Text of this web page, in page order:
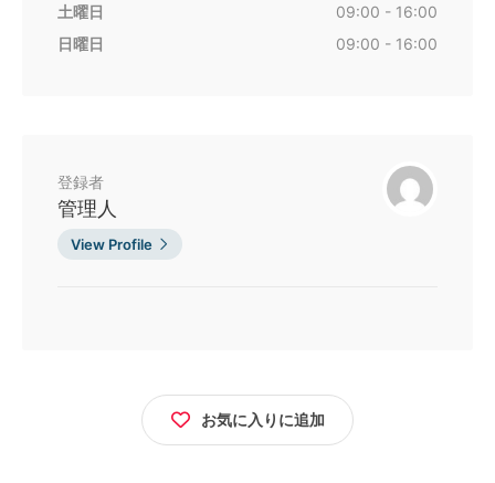
土曜日
09:00 - 16:00
日曜日
09:00 - 16:00
登録者
管理人
View Profile
お気に入りに追加